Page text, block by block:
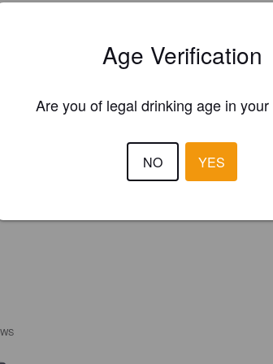
Age Verification
Are you of legal drinking age in
NO YES